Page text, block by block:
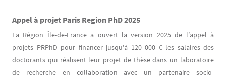
Appel à projet Paris Region PhD 2025
La Région Île-de-France a ouvert la version 2025 de l’appel à
projets PRPhD pour financer jusqu'à 120 000 € les salaires des
doctorants qui réalisent leur projet de thèse dans un laboratoire
de recherche en collaboration avec un partenaire socio-